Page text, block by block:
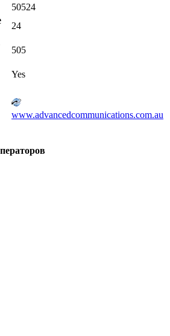
50524
24
505
Yes
www.advancedcommunications.com.au